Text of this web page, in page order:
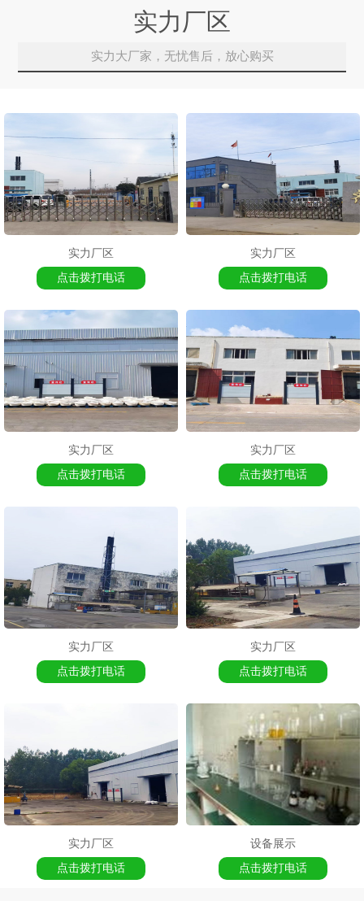
实力厂区
实力大厂家，无忧售后，放心购买
实力厂区
点击拨打电话
实力厂区
点击拨打电话
实力厂区
点击拨打电话
实力厂区
点击拨打电话
实力厂区
点击拨打电话
实力厂区
点击拨打电话
实力厂区
点击拨打电话
设备展示
点击拨打电话